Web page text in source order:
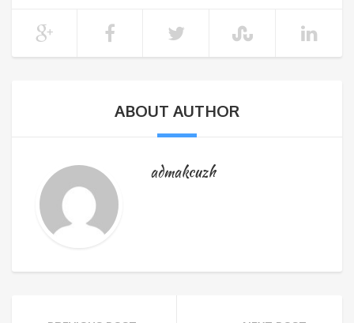
ABOUT AUTHOR
admakcuzh